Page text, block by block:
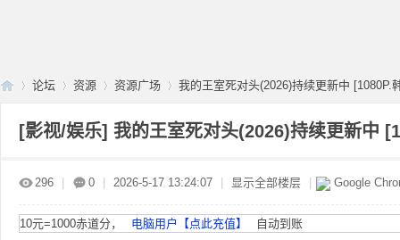
论坛 资源 资源广场 我的王室死对头(2026)持续更新中 [1080P.
[影视/娱乐] 我的王室死对头(2026)持续更新中
296 0 2026-5-17 13:24:07 显示全部楼层 Google
10元=1000赤道分， 电脑用户【点此充值】 自动到账